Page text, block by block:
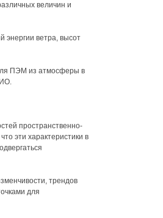
величин и
энергии ветра, высот
ПЭМ из атмосферы в
пространственно-
эти характеристики в
трендов
для